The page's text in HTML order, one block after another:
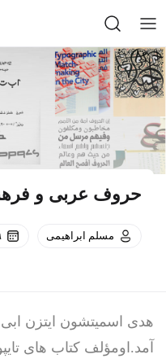
to
content
حروف عربی و
مسلم ابراهیمی
آمد.اومؤلف کتاب های